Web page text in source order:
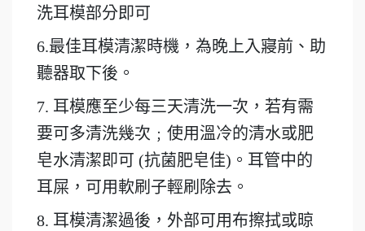
洗耳模部分即可
6.最佳耳模清潔時機，為晚上入寢前、助
聽器取下後。
7. 耳模應至少每三天清洗一次，若有需
要可多清洗幾次﹔使用溫冷的清水或肥
皂水清潔即可 (抗菌肥皂佳)。耳管中的
耳屎，可用軟刷子輕刷除去。
8. 耳模清潔過後，外部可用布擦拭或晾